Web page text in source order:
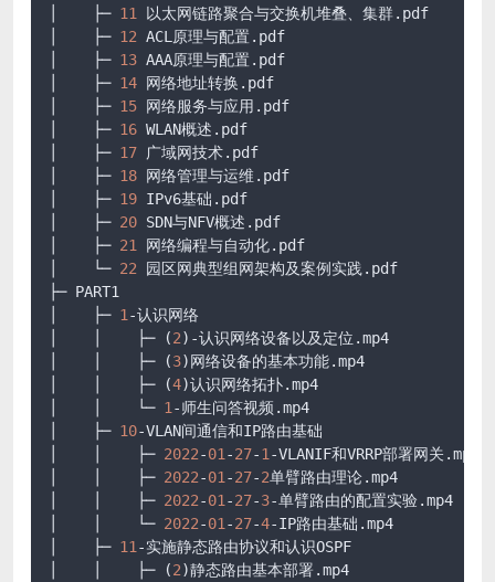
│    ├─ 11 以太网链路聚合与交换机堆叠、集群.pdf
│    ├─ 12 ACL原理与配置.pdf
│    ├─ 13 AAA原理与配置.pdf
│    ├─ 14 网络地址转换 .pdf
│    ├─ 15 网络服务与应用 .pdf
│    ├─ 16 WLAN概述 .pdf
│    ├─ 17 广域网技术.pdf
│    ├─ 18 网络管理与运维.pdf
│    ├─ 19 IPv6基础 .pdf
│    ├─ 20 SDN与NFV概述 .pdf
│    ├─ 21 网络编程与自动化.pdf
│    └─ 22 园区网典型组网架构及案例实践 .pdf
├─ PART1
│    ├─ 1 -认识网络
│    │    ├─ (2)-认识网络设备以及定位 .mp4
│    │    ├─ (3)网络设备的基本功能.mp4
│    │    ├─ (4)认识网络拓扑.mp4
│    │    └─ 1 -师生问答视频 .mp4
│    ├─ 10-VLAN间通信和IP路由基础
│    │    ├─ 2022-01 -27-1 -VLANIF和VRRP部署网关 .mp4
│    │    ├─ 2022-01 -27-2单臂路由理论.mp4
│    │    ├─ 2022-01 -27-3-单臂路由的配置实验.mp4
│    │    └─ 2022-01 -27-4-IP路由基础 .mp4
│    ├─ 11 -实施静态路由协议和认识OSPF
│    │    ├─ (2)静态路由基本部署.mp4